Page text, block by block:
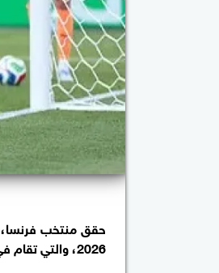
2026، والتي تقام في أمريكا وكندا والمكسيك.